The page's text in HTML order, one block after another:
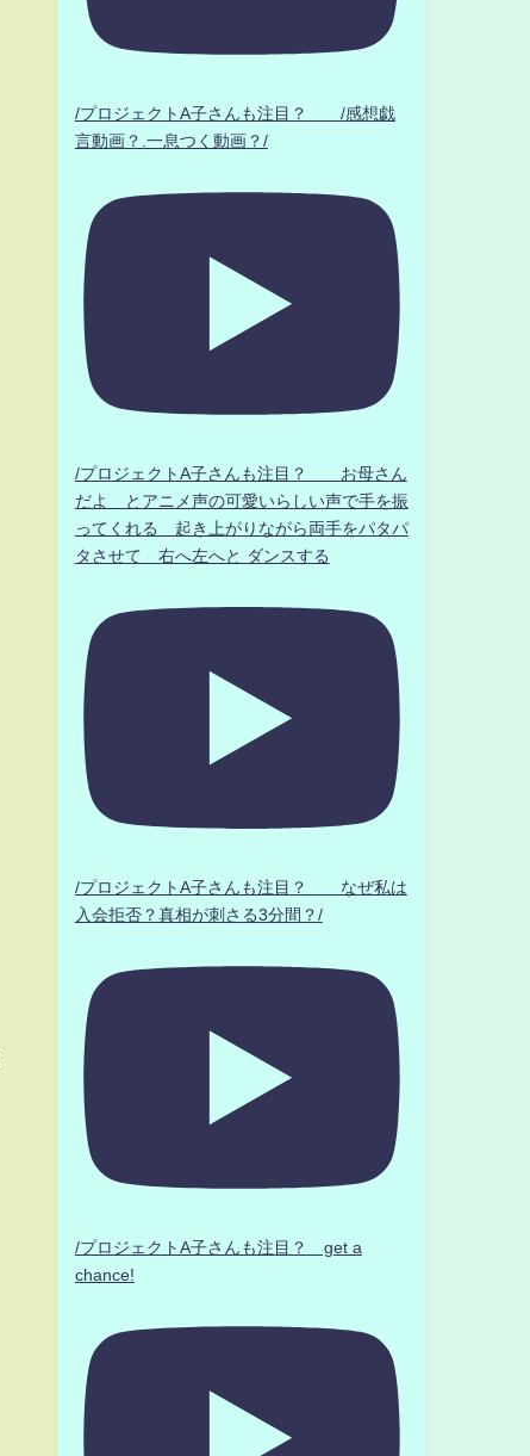
/プロジェクトA子さんも注目？ /感想戯
言動画？.一息つく動画？/
/プロジェクトA子さんも注目？ お母さん
だよ とアニメ声の可愛いらしい声で手を振
ってくれる 起き上がりながら両手をパタパ
タさせて 右へ左へと ダンスする
/プロジェクトA子さんも注目？ なぜ私は
入会拒否？真相が刺さる3分間？/
/プロジェクトA子さんも注目？ get a
chance!